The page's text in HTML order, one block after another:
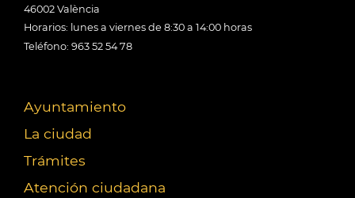
46002 València
Horarios: lunes a viernes de 8:30 a 14:00 horas
Teléfono: 963 52 54 78
Ayuntamiento
La ciudad
Trámites
Atención ciudadana